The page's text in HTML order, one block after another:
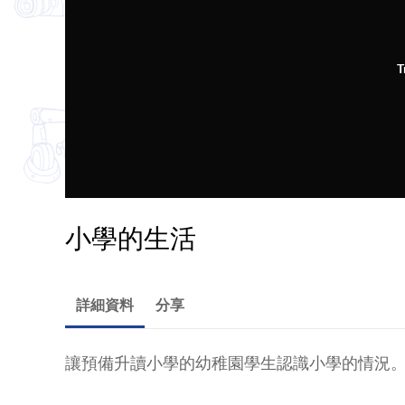
小學的生活
詳細資料 分享
讓預備升讀小學的幼稚園學生認識小學的情況。